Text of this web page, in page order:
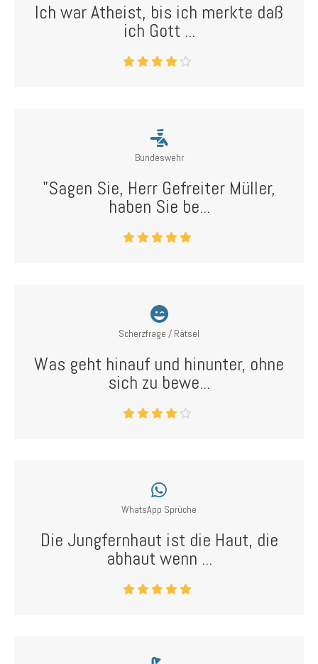
Ich war Atheist, bis ich merkte daß
ich Gott ...
Bundeswehr
"Sagen Sie, Herr Gefreiter Müller,
haben Sie be...
Scherzfrage / Rätsel
Was geht hinauf und hinunter, ohne
sich zu bewe...
WhatsApp Sprüche
Die Jungfernhaut ist die Haut, die
abhaut wenn ...